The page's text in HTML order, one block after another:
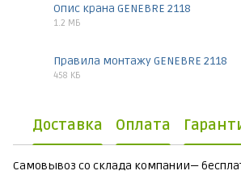
Опис крана GENEBRE 2118
1.2 МБ
Правила монтажу GENEBRE 2118
458 КБ
Доставка Оплата
Самовывоз со склада компании—